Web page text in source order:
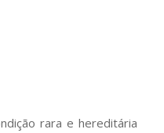
rara e hereditária